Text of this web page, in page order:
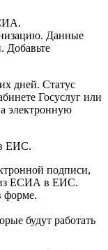
Данные
Добавьте
дней. Статус
Госуслуг или
электронную
ЕИС.
подписи,
из ЕСИА в ЕИС.
форме.
будут работать